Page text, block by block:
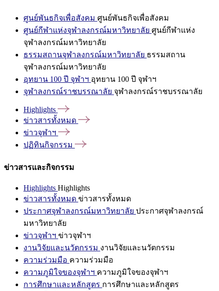
ศูนย์พันธกิจเพื่อสังคม ศูนย์พันธกิจเพื่อสังคม
ศูนย์กีฬาแห่งจุฬาลงกรณ์มหาวิทยาลัย ศูนย์กีฬาแห่ง
จุฬาลงกรณ์มหาวิทยาลัย
ธรรมสถานจุฬาลงกรณ์มหาวิทยาลัย ธรรมสถาน
จุฬาลงกรณ์มหาวิทยาลัย
อุทยาน 100 ปี จุฬาฯ อุทยาน 100 ปี จุฬาฯ
จุฬาลงกรณ์ราชบรรณาลัย จุฬาลงกรณ์ราชบรรณาลัย
Highlights
ข่าวสารทั้งหมด
ข่าวจุฬาฯ
ปฏิทินกิจกรรม
ข่าวสารและกิจกรรม
Highlights Highlights
ข่าวสารทั้งหมด ข่าวสารทั้งหมด
ประกาศจุฬาลงกรณ์มหาวิทยาลัย ประกาศจุฬาลงกรณ์
มหาวิทยาลัย
ข่าวจุฬาฯ ข่าวจุฬาฯ
งานวิจัยและนวัตกรรม งานวิจัยและนวัตกรรม
ความร่วมมือ ความร่วมมือ
ความภูมิใจของจุฬาฯ ความภูมิใจของจุฬาฯ
การศึกษาและหลักสูตร การศึกษาและหลักสูตร